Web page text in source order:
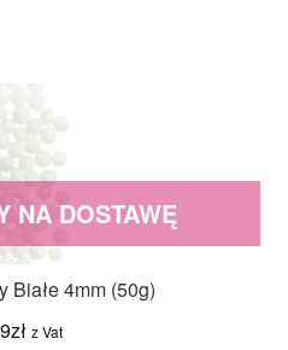
Białe 4mm (50g)
zł z Vat
NA DOSTAWĘ